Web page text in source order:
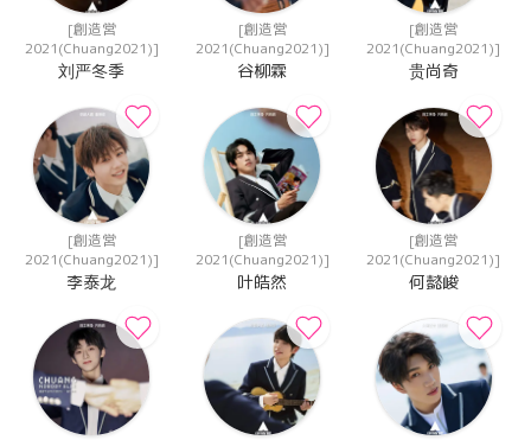
[創造営
2021(Chuang2021)]
刘严冬季
[創造営
2021(Chuang2021)]
谷柳霖
[創造営
2021(Chuang2021)]
贵尚奇
[創造営
2021(Chuang2021)]
李泰龙
[創造営
2021(Chuang2021)]
叶皓然
[創造営
2021(Chuang2021)]
何懿峻